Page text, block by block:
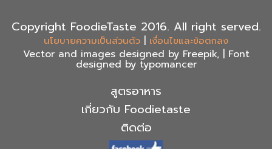
Copyright FoodieTaste 2016. All right served.
นโยบายความเป็นส่วนตัว เงื่อนไขและข้อตกลง
Vector and images designed by Freepik, | Font
designed by typomancer
สูตรอาหาร
เกี่ยวกับ Foodietaste
ติดต่อ